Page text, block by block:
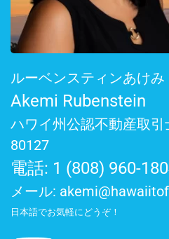
ルーベンスティンあけみ
Akemi Rubenstein
ハワイ州公認不動産取引
80127
電話: 1 (808) 960-
メール:
日本語でお気軽にどうぞ！